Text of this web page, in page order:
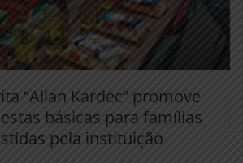
“Allan Kardec” promove
básicas para famílias
pela instituição